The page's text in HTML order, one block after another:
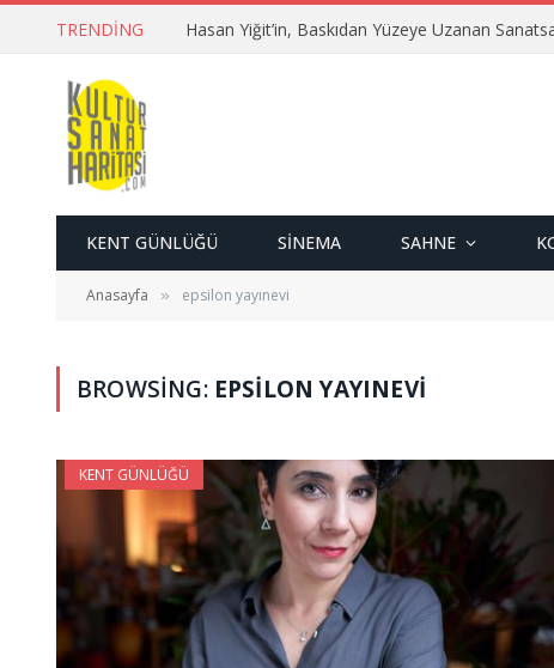
TRENDING Hasan Yiğit’in, Baskıdan Yüzeye Uzanan
KENT GÜNLÜĞÜ SINEMA SAHNE
Anasayfa » epsilon yayınevi
BROWSING: EPSILON YAYINEVI
KENT GÜNLÜĞÜ